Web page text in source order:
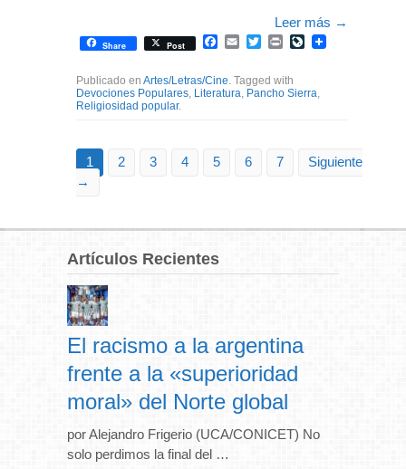
Leer más →
Share Post Facebook
EmailTwitterPrintLiveJournal
Publicado en Artes/Letras/Cine . Tagged with
Devociones Populares Literatura Pancho Sierra
Religiosidad popular.
1 2 3 4 5 6 7
Siguiente
→
Artículos Recientes
El racismo a la argentina
frente a la «superioridad
moral» del Norte global
por Alejandro Frigerio (UCA/CONICET) No
solo perdimos la final del …